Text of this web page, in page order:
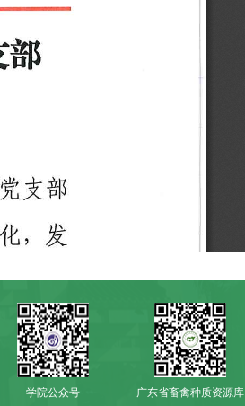
学院公众号 广东省畜禽种质资源库